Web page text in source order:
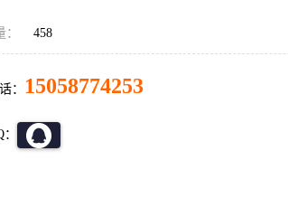
458
： 15058774253